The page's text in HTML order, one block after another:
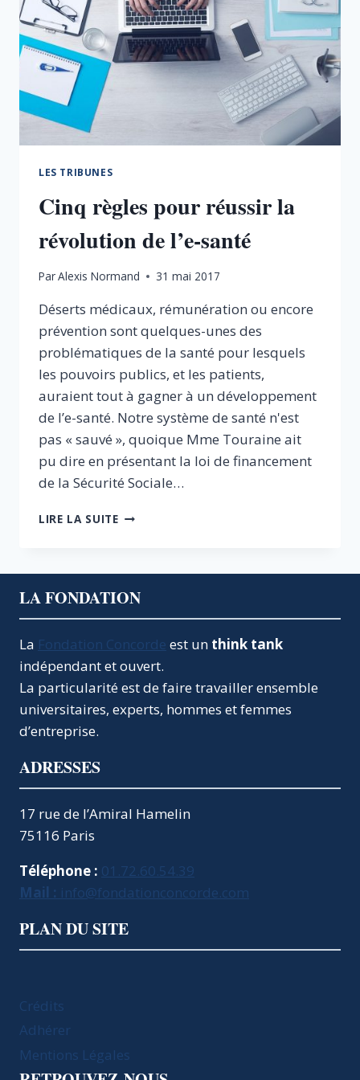
LES TRIBUNES
Cinq règles pour réussir la
révolution de l’e-santé
ParAlexis Normand 31 mai 2017
Déserts médicaux, rémunération ou encore
prévention sont quelques-unes des
problématiques de la santé pour lesquels
les pouvoirs publics, et les patients,
auraient tout à gagner à un développement
de l’e-santé. Notre système de santé n'est
pas « sauvé », quoique Mme Touraine ait
pu dire en présentant la loi de financement
de la Sécurité Sociale…
LIRE LA SUITECINQ
RÉVOLUTION
DE
SANTÉ
LA FONDATION
La Fondation Concorde est un think tank
indépendant et ouvert.
La particularité est de faire travailler ensemble
universitaires, experts, hommes et femmes
d’entreprise.
ADRESSES
17 rue de l’Amiral Hamelin
75116 Paris
Téléphone : 01.72.60.54.39
Mail : info@fondationconcorde.com
PLAN DU SITE
Crédits
Adhérer
Mentions Légales